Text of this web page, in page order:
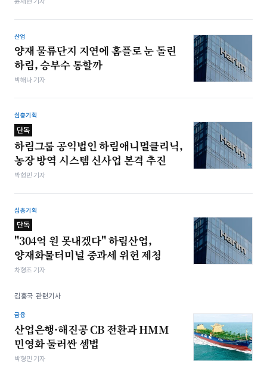
산업
양재 물류단지 지연에 홈플로 눈 돌린
하림, 승부수 통할까
박해나 기자
심층기획
단독
하림그룹 공익법인 하림애니멀클리닉,
농장 방역 시스템 신사업 본격 추진
박형민 기자
심층기획
단독
"304억 원 못내겠다" 하림산업,
양재화물터미널 중과세 위헌 제청
차형조 기자
김홍국 관련기사
금융
산업은행·해진공 CB 전환과 HMM
민영화 둘러싼 셈법
박형민 기자